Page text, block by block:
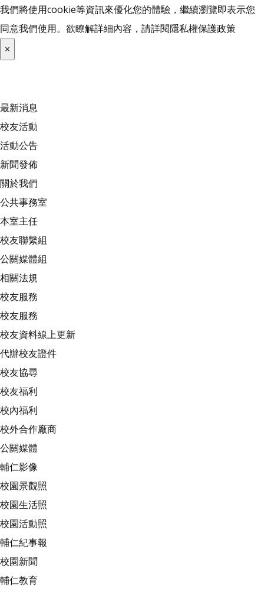
我們將使用cookie等資訊來優化您的體驗，繼續瀏覽即表示您
同意我們使用。欲瞭解詳細內容，請詳閱隱私權保護政策
×
最新消息
校友活動
活動公告
新聞發佈
關於我們
公共事務室
本室主任
校友聯繫組
公關媒體組
相關法規
校友服務
校友服務
校友資料線上更新
代辦校友證件
校友協尋
校友福利
校內福利
校外合作廠商
公關媒體
輔仁影像
校園景觀照
校園生活照
校園活動照
輔仁紀事報
校園新聞
輔仁教育